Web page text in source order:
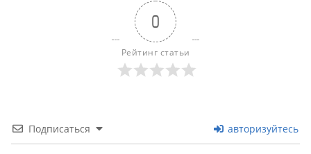
0
Рейтинг статьи
Подписаться авторизуйтесь